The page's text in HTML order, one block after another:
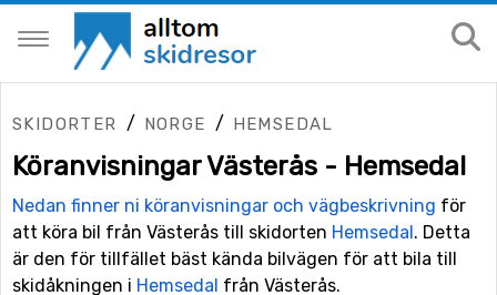
SKIDORTER / NORGE / HEMSEDAL
Köranvisningar Västerås - Hemsedal
Nedan finner ni köranvisningar och vägbeskrivning för
att köra bil från Västerås till skidorten Hemsedal. Detta
är den för tillfället bäst kända bilvägen för att bila till
skidåkningen i Hemsedal från Västerås.